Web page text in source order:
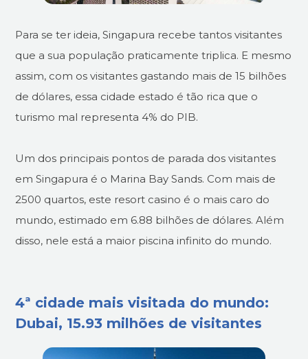
Para se ter ideia, Singapura recebe tantos visitantes
que a sua população praticamente triplica. E mesmo
assim, com os visitantes gastando mais de 15 bilhões
de dólares, essa cidade estado é tão rica que o
turismo mal representa 4% do PIB.
Um dos principais pontos de parada dos visitantes
em Singapura é o Marina Bay Sands. Com mais de
2500 quartos, este resort casino é o mais caro do
mundo, estimado em 6.88 bilhões de dólares. Além
disso, nele está a maior piscina infinito do mundo.
4ª cidade mais visitada do mundo:
Dubai, 15.93 milhões de visitantes